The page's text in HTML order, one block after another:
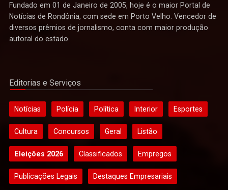
Fundado em 01 de Janeiro de 2005, hoje é o maior Portal de
Notícias de Rondônia, com sede em Porto Velho. Vencedor de
diversos prêmios de jornalismo, conta com maior produção
autoral do estado.
Editorias e Serviços
Notícias Polícia Política Interior Esportes
Cultura Concursos Geral Listão
Eleições 2026 Classificados Empregos
Publicações Legais Destaques Empresariais